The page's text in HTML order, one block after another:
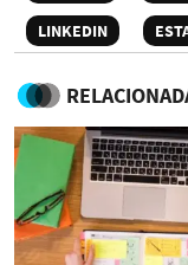
LINKEDIN